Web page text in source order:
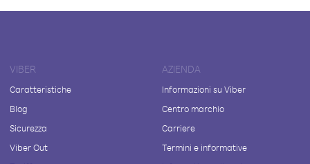
VIBER
Caratteristiche
Blog
Sicurezza
Viber Out
AZIENDA
Informazioni su Viber
Centro marchio
Carriere
Termini e informative